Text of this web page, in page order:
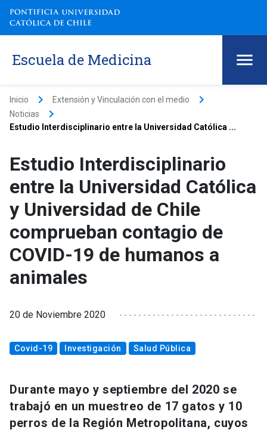
Escuela de Medicina
Inicio keyboard_arrow_right Extensión y Vinculación con el medio keyboard_arrow_right
Noticias keyboard_arrow_right
Estudio Interdisciplinario entre la Universidad Católica ...
Estudio Interdisciplinario
entre la Universidad Católica
y Universidad de Chile
comprueban contagio de
COVID-19 de humanos a
animales
20 de Noviembre 2020
Covid-19 Investigación Salud Pública
Durante mayo y septiembre del 2020 se
trabajó en un muestreo de 17 gatos y 10
perros de la Región Metropolitana, cuyos